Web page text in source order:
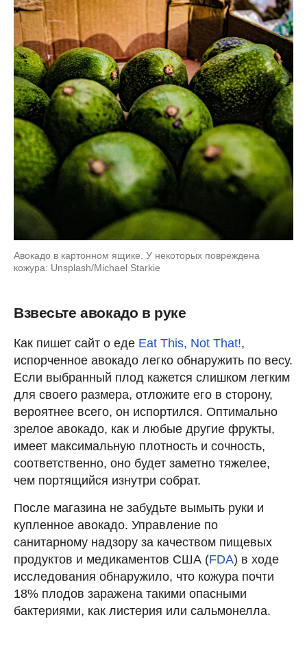
Авокадо в картонном ящике. У некоторых повреждена
кожура: Unsplash/Michael Starkie
Взвесьте авокадо в руке
Как пишет сайт о еде Eat This, Not That!,
испорченное авокадо легко обнаружить по весу.
Если выбранный плод кажется слишком легким
для своего размера, отложите его в сторону,
вероятнее всего, он испортился. Оптимально
зрелое авокадо, как и любые другие фрукты,
имеет максимальную плотность и сочность,
соответственно, оно будет заметно тяжелее,
чем портящийся изнутри собрат.
После магазина не забудьте вымыть руки и
купленное авокадо. Управление по
санитарному надзору за качеством пищевых
продуктов и медикаментов США (FDA) в ходе
исследования обнаружило, что кожура почти
18% плодов заражена такими опасными
бактериями, как листерия или сальмонелла.